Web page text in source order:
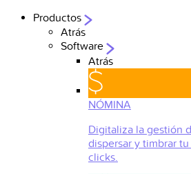
Productos
Atrás
Software
Atrás
NÓMINA
Digitaliza la gestión
dispersar y timbrar
clicks.